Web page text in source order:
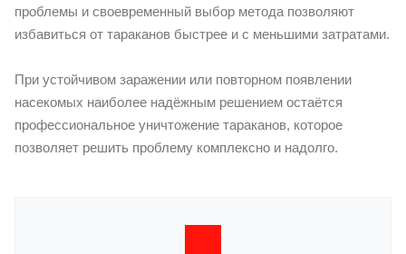
проблемы и своевременный выбор метода позволяют
избавиться от тараканов быстрее и с меньшими затратами.
При устойчивом заражении или повторном появлении
насекомых наиболее надёжным решением остаётся
профессиональное уничтожение тараканов, которое
позволяет решить проблему комплексно и надолго.